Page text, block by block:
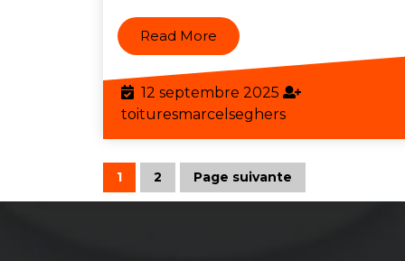
Read More Read
More
12 septembre 2025 12
septembre
2025
toituresmarcelseghers
Navigation
des
Page
1
Page
2 Page suivante